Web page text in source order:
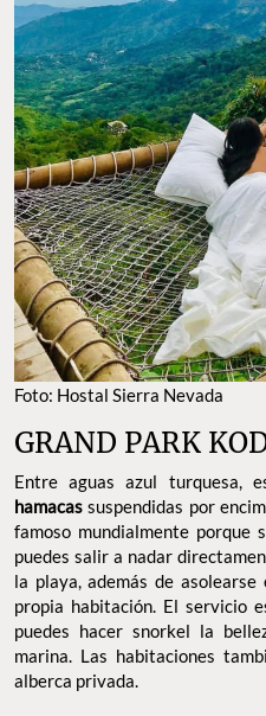
Foto: Hostal Sierra Nevada
GRAND PARK
Entre aguas azul turquesa,
hamacassuspendidas por
famoso mundialmente porque
puedes salir a nadar
la playa, además de
propia habitación. El servicio
puedes hacer snorkel la
marina. Las habitaciones
alberca privada.